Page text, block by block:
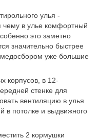
улья -
чему в улье комфортный
это заметно
значительно быстрее
уже большие
корпусов, в 12-
стенке для
вентиляцию в улья
в потолке и выдвижного
2 кормушки